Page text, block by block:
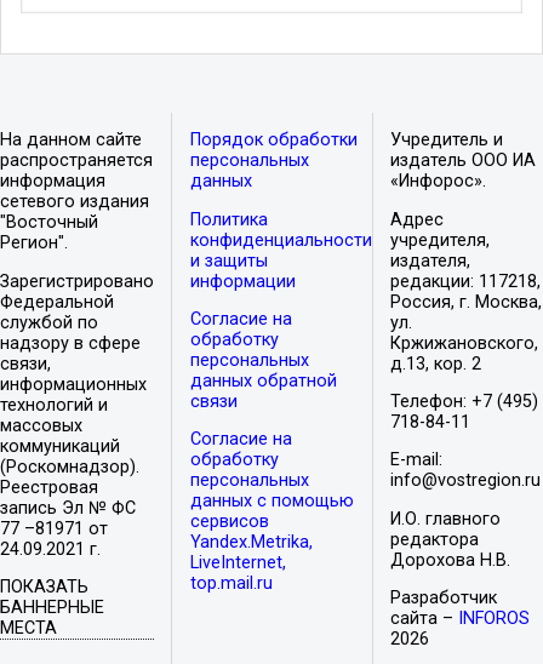
На данном сайте
распространяется
информация
сетевого издания
"Восточный
Регион".
Зарегистрировано
Федеральной
службой по
надзору в сфере
связи,
информационных
технологий и
массовых
коммуникаций
(Роскомнадзор).
Реестровая
запись Эл № ФС
77 –81971 от
24.09.2021 г.
ПОКАЗАТЬ
БАННЕРНЫЕ
МЕСТА
Порядок обработки
персональных
данных
Политика
конфиденциальности
и защиты
информации
Согласие на
обработку
персональных
данных обратной
связи
Согласие на
обработку
персональных
данных с помощью
сервисов
Yandex.Metrika,
LiveInternet,
top.mail.ru
Учредитель и
издатель ООО ИА
«Инфорос».
Адрес
учредителя,
издателя,
редакции: 117218,
Россия, г. Москва,
ул.
Кржижановского,
д.13, кор. 2
Телефон: +7 (495)
718-84-11
E-mail:
info@vostregion.ru
И.О. главного
редактора
Дорохова Н.В.
Разработчик
сайта –
INFOROS
2026